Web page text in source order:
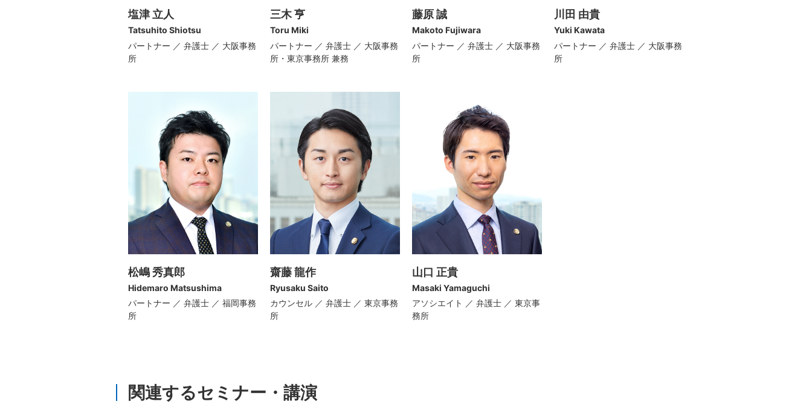
塩津 立人
Tatsuhito Shiotsu
パートナー ／ 弁護士 ／ 大阪事務
所
三木 亨
Toru Miki
パートナー ／ 弁護士 ／ 大阪事務
所・東京事務所 兼務
藤原 誠
Makoto Fujiwara
パートナー ／ 弁護士 ／ 大阪事務
所
川田 由貴
Yuki Kawata
パートナー ／ 弁護士 ／ 大阪事務
所
松嶋 秀真郎
Hidemaro Matsushima
パートナー ／ 弁護士 ／ 福岡事務
所
齋藤 龍作
Ryusaku Saito
カウンセル ／ 弁護士 ／ 東京事務
所
山口 正貴
Masaki Yamaguchi
アソシエイト ／ 弁護士 ／ 東京事
務所
関連するセミナー・講演